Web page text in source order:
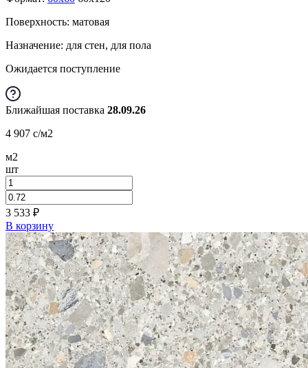
Поверхность: матовая
Назначение: для стен, для пола
Ожидается поступление
Ближайшая поставка 28.09.26
4 907 c/м2
м2
шт
3 533 ₽
В корзину